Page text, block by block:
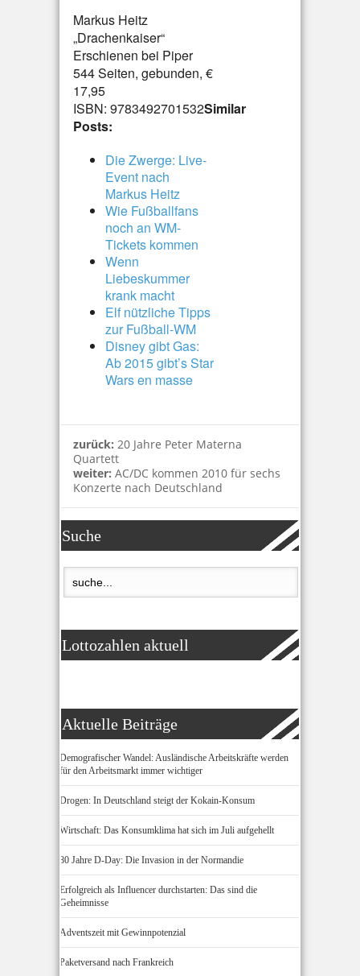
Markus Heitz
„Drachenkaiser“
Erschienen bei Piper
544 Seiten, gebunden, €
17,95
ISBN: 9783492701532Similar
Posts:
Die Zwerge: Live-
Event nach
Markus Heitz
Wie Fußballfans
noch an WM-
Tickets kommen
Wenn
Liebeskummer
krank macht
Elf nützliche Tipps
zur Fußball-WM
Disney gibt Gas:
Ab 2015 gibt’s Star
Wars en masse
zurück: 20 Jahre Peter Materna
Quartett
weiter: AC/DC kommen 2010 für sechs
Konzerte nach Deutschland
Suche
Lottozahlen aktuell
Aktuelle Beiträge
Demografischer Wandel: Ausländische Arbeitskräfte werden
für den Arbeitsmarkt immer wichtiger
Drogen: In Deutschland steigt der Kokain-Konsum
Wirtschaft: Das Konsumklima hat sich im Juli aufgehellt
80 Jahre D-Day: Die Invasion in der Normandie
Erfolgreich als Influencer durchstarten: Das sind die
Geheimnisse
Adventszeit mit Gewinnpotenzial
Paketversand nach Frankreich